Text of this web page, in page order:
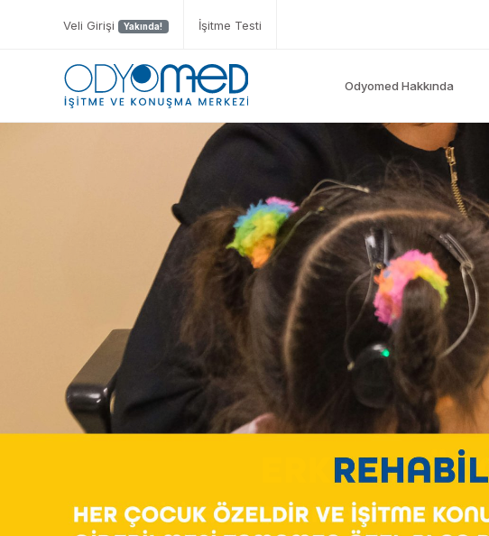
Veli Girişi Yakında! İşitme Testi
Odyomed Hakkında